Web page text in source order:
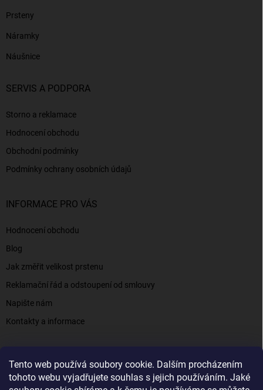
Tento web používá soubory cookie. Dalším procházením
tohoto webu vyjadřujete souhlas s jejich používáním. Jaké
Prsteny
Náramky
Náušnice
SERVIS A PODPORA
Storno a reklamace
Hodnocení obchodu
Obchodní podmínky
Podmínky ochrany osobních údajů
INFORMACE PRO VÁS
Hodnocení obchodu
Blog
Jak změřit velikost prstenu
Reklamační řád a odstoupení od smlouvy
Napište nám
Kontakty a informace
Elenys.cz - šperky, kterým věříte už od roku 2016